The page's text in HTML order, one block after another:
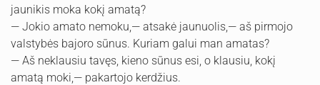
jaunikis moka kokį amatą?
— Jokio amato nemoku,— atsakė jaunuolis,— aš pirmojo
valstybės bajoro sūnus. Kuriam galui man amatas?
— Aš neklausiu tavęs, kieno sūnus esi, o klausiu, kokį
amatą moki,— pakartojo kerdžius.